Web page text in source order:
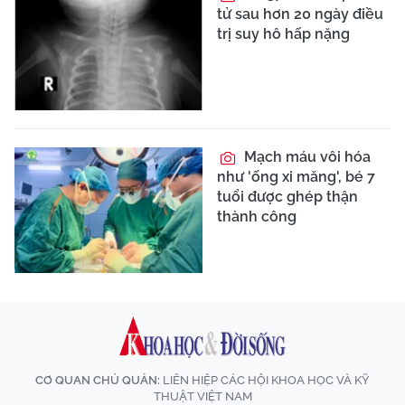
tử sau hơn 20 ngày điều
trị suy hô hấp nặng
Mạch máu vôi hóa
như 'ống xi măng', bé 7
tuổi được ghép thận
thành công
CƠ QUAN CHỦ QUẢN: LIÊN HIỆP CÁC HỘI KHOA HỌC VÀ KỸ
THUẬT VIỆT NAM